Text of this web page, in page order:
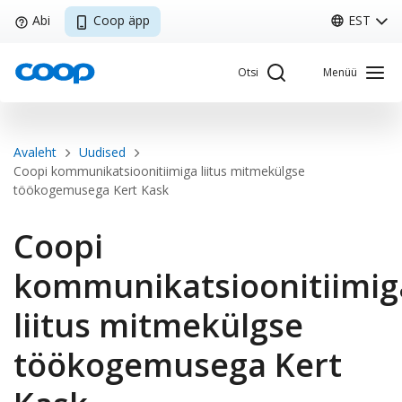
edasi
juurde
Abi Coop äpp EST
Otsi Menüü
Sisene Kliendiportaali
EST Pakkumised
Breadcrumb
Avaleht
Uudised
Coopi kommunikatsioonitiimiga liitus mitmekülgse
töökogemusega Kert Kask
Coopi
liitus mitmekülgse
töökogemusega Kert